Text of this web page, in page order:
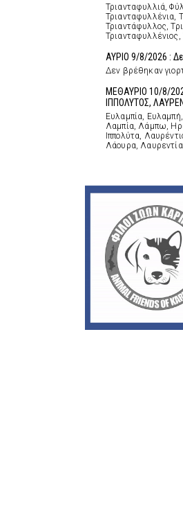
Τριανταφυλλιά,
Τριανταφυλλένια,
Τριαντάφυλλος,
ΑΥΡΙΟ 9/8/2026 :
Δεν βρέθηκαν
ΜΕΘΑΥΡΙΟ 10/8/
ΙΠΠΟΛΥΤΟΣ,
Ευλαμπία,
Λαμπία, Λάμπω,
Ιππολύτα,
Λάουρα,